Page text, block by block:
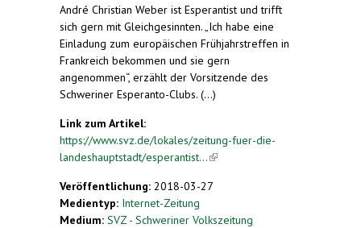
André Christian Weber ist Esperantist und trifft
sich gern mit Gleichgesinnten. „Ich habe eine
Einladung zum europäischen Frühjahrstreffen in
Frankreich bekommen und sie gern
angenommen“, erzählt der Vorsitzende des
Schweriner Esperanto-Clubs. (...)
Link zum Artikel:
https://www.svz.de/lokales/zeitung-fuer-die-
landeshauptstadt/esperantist...(link is external)
Veröffentlichung: 2018-03-27
Medientyp: Internet-Zeitung
Medium: SVZ - Schweriner Volkszeitung